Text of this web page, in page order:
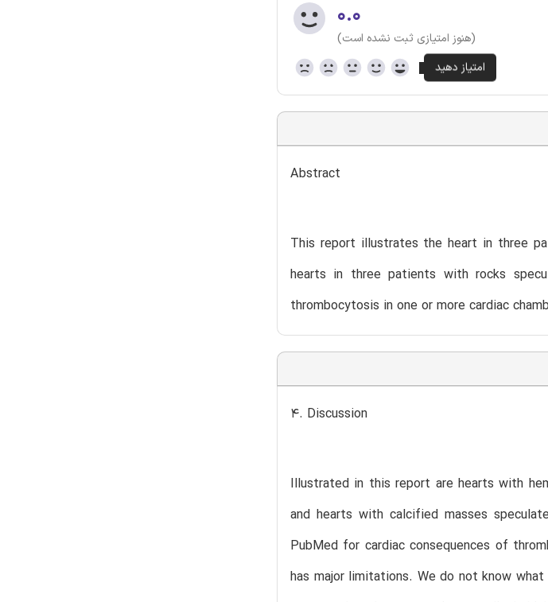
۰.۰
(هنوز امتیازی ثبت نشده است)
Abstract
This report illustrates the heart in three
hearts in three patients with rocks
thrombocytosis in one or more cardiac
4. Discussion
Illustrated in this report are hearts with
and hearts with calcified masses
PubMed for cardiac consequences of
has major limitations. We do not know